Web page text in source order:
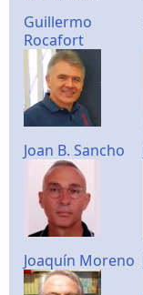
Guillermo
Rocafort
Joan B. Sancho
Joaquín Moreno